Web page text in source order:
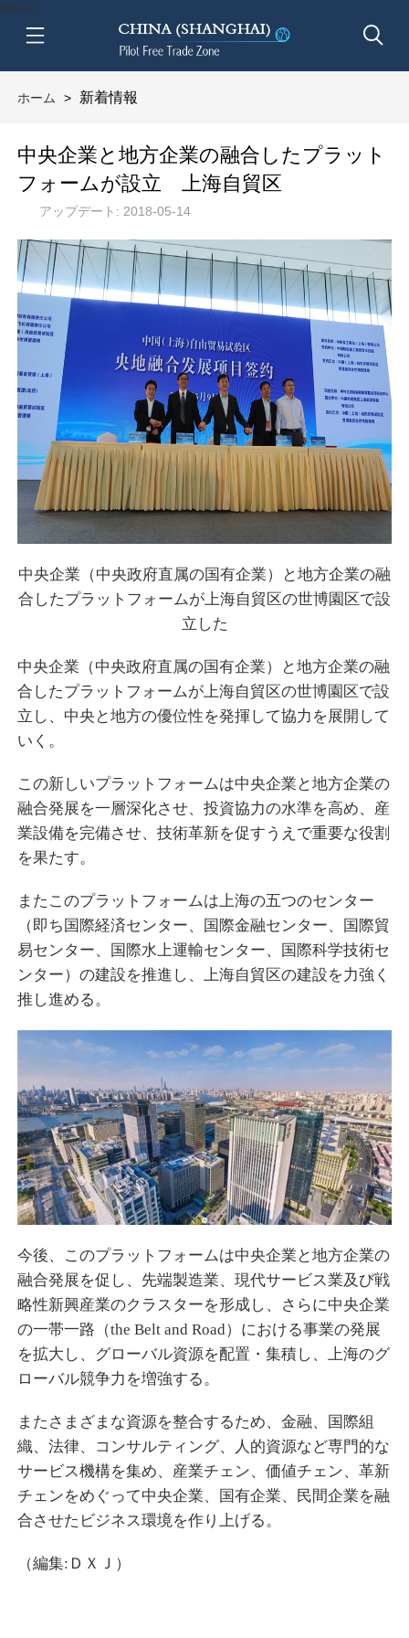
btn-nav
ホーム > 新着情報
中央企業と地方企業の融合したプラット
フォームが設立 上海自貿区
アップデート: 2018-05-14
中央企業（中央政府直属の国有企業）と地方企業の融
合したプラットフォームが上海自貿区の世博園区で設
立した
中央企業（中央政府直属の国有企業）と地方企業の融
合したプラットフォームが上海自貿区の世博園区で設
立し、中央と地方の優位性を発揮して協力を展開して
いく。
この新しいプラットフォームは中央企業と地方企業の
融合発展を一層深化させ、投資協力の水準を高め、産
業設備を完備させ、技術革新を促すうえで重要な役割
を果たす。
またこのプラットフォームは上海の五つのセンター
（即ち国際経済センター、国際金融センター、国際貿
易センター、国際水上運輸センター、国際科学技術セ
ンター）の建設を推進し、上海自貿区の建設を力強く
推し進める。
今後、このプラットフォームは中央企業と地方企業の
融合発展を促し、先端製造業、現代サービス業及び戦
略性新興産業のクラスターを形成し、さらに中央企業
の一帯一路（the Belt and Road）における事業の発展
を拡大し、グローバル資源を配置・集積し、上海のグ
ローバル競争力を増強する。
またさまざまな資源を整合するため、金融、国際組
織、法律、コンサルティング、人的資源など専門的な
サービス機構を集め、産業チェン、価値チェン、革新
チェンをめぐって中央企業、国有企業、民間企業を融
合させたビジネス環境を作り上げる。
（編集:ＤＸＪ）